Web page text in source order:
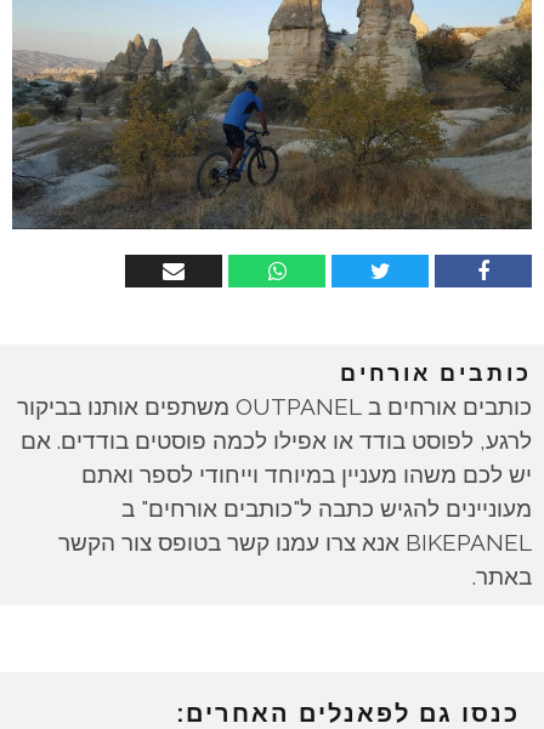
כותבים אורחים
כותבים אורחים ב OUTPANEL משתפים אותנו בביקור
לרגע, לפוסט בודד או אפילו לכמה פוסטים בודדים. אם
יש לכם משהו מעניין במיוחד וייחודי לספר ואתם
מעוניינים להגיש כתבה ל"כותבים אורחים" ב
BIKEPANEL אנא צרו עמנו קשר בטופס צור הקשר
באתר.
כנסו גם לפאנלים האחרים: